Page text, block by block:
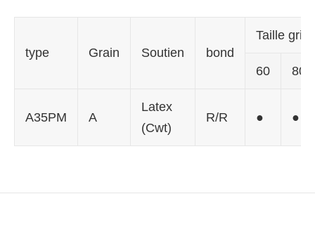
type Grain Soutien bond
Taille grit
60 80
A35PM A
Latex
(Cwt)
R/R ● ●